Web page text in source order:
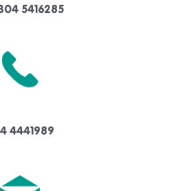
5416285
4441989